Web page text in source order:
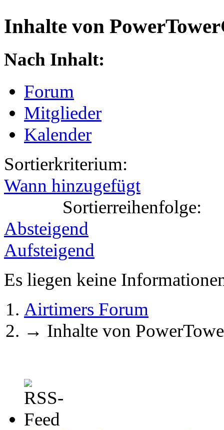
Inhalte von
Nach Inhalt:
Forum
Mitglieder
Kalender
Sortierkriterium:
Wann hinzugefügt
Sortierreihenfolge:
Absteigend
Aufsteigend
Es liegen keine
Airtimers Forum
→ Inhalte von